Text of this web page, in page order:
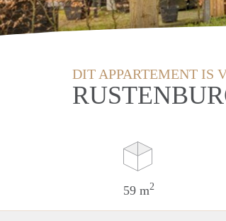
DIT APPARTEMENT IS
59 m2